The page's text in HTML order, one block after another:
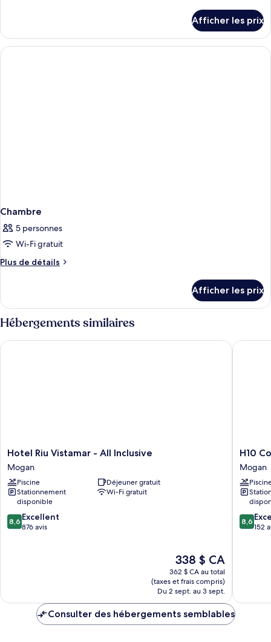
Chambre
Afficher les prix
Chambre
5 personnes
Wi-Fi gratuit
Plus de détails
Plus
Chambre
Afficher les prix
Hébergements similaires
Hotel
Riu
Vistamar
-
All
Inclusive
Mogan
Hotel Riu Vistamar - All Inclusive
Mogan
Piscine
Déjeuner gratuit
Stationnement
disponible
Wi-Fi gratuit
8.6
sur
8,6 Excellent
876 avis
Le
prix
est
de
338 $ CA
338 $ CA
362 $ CA au total
(taxes et frais compris)
Du 2 sept. au 3 sept.
Hotel Riu Vistamar - All Inclusive
H10
Costa
Mogán
Mogan
H10
Mogan
8.6
sur
8,6
152
H10
Consulter des hébergements semblables